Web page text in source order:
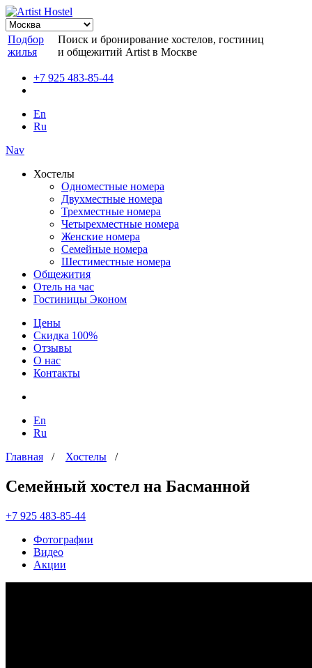
Подбор
жилья
Поиск и бронирование хостелов, гостиниц
и общежитий Artist в Москве
+7 925 483-85-44
En
Ru
Nav
Хостелы
Одноместные номера
Двухместные номера
Трехместные номера
Четырехместные номера
Женские номера
Семейные номера
Шестиместные номера
Общежития
Отель на час
Гостиницы Эконом
Цены
Скидка 100%
Отзывы
О нас
Контакты
En
Ru
Главная / Хостелы /
Семейный хостел на Басманной
+7 925 483-85-44
Фотографии
Видео
Акции